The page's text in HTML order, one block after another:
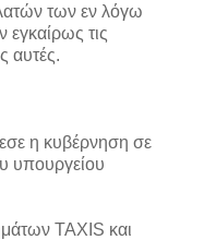
των εν λόγω
εγκαίρως τις
αυτές.
η κυβέρνηση σε
υπουργείου
TAXIS και